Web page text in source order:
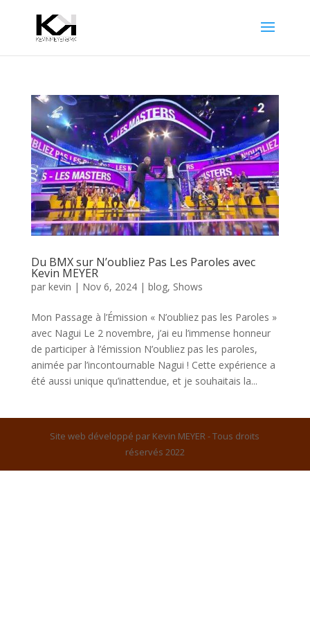
Du BMX sur N’oubliez Pas Les Paroles avec
Kevin MEYER
par kevin | Nov 6, 2024| blog, Shows
Mon Passage à l’Émission « N’oubliez pas les Paroles »
avec Nagui Le 2 novembre, j’ai eu l’immense honneur
de participer à l’émission N’oubliez pas les paroles,
animée par l’incontournable Nagui ! Cette expérience a
été aussi unique qu’inattendue, et je souhaitais la...
Site web développé par Kevin MEYER - Tous droits
réservés 2022